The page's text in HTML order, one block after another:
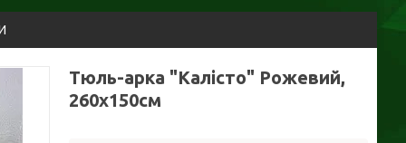
Тюль-арка "Калісто" Рожевий,
260х150см